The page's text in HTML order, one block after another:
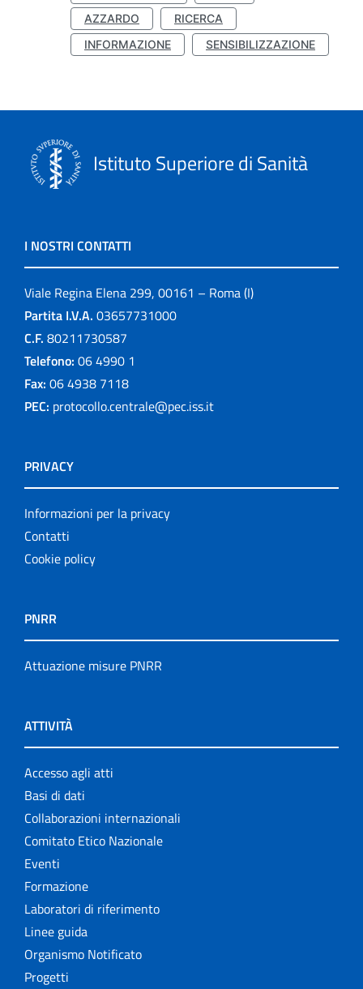
AZZARDO
RICERCA
INFORMAZIONE
SENSIBILIZZAZIONE
Istituto Superiore di Sanità
I NOSTRI CONTATTI
Viale Regina Elena 299, 00161 – Roma (I)
Partita I.V.A. 03657731000
C.F. 80211730587
Telefono: 06 4990 1
Fax: 06 4938 7118
PEC: protocollo.centrale@pec.iss.it
PRIVACY
Informazioni per la privacy
Contatti
Cookie policy
PNRR
Attuazione misure PNRR
ATTIVITÀ
Accesso agli atti
Basi di dati
Collaborazioni internazionali
Comitato Etico Nazionale
Eventi
Formazione
Laboratori di riferimento
Linee guida
Organismo Notificato
Progetti